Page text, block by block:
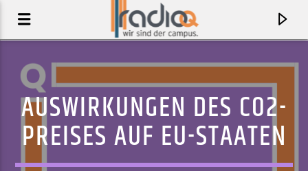
AUSWIRKUNGEN DES CO2-
PREISES AUF EU-STAATEN